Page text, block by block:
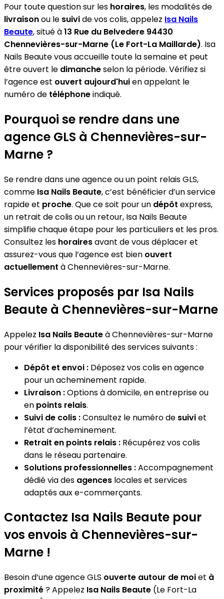
Pour toute question sur les horaires, les modalités de
livraisonou le suivide vos colis, appelez Isa Nails
Beaute, situé à13 Rue du Belvedere 94430
Chennevières-sur-Marne (Le Fort-La Maillarde). Isa
Nails Beaute vous accueille toute la semaine et peut
être ouvert le dimancheselon la période. Vérifiez si
l’agence est ouvert aujourd'huien appelant le
numéro de téléphoneindiqué.
Pourquoi se rendre dans une
agence GLS à Chennevières-sur-
Marne ?
Se rendre dans une agence ou un point relais GLS,
comme Isa Nails Beaute, c’est bénéficier d’un service
rapide et proche. Que ce soit pour un dépôt express,
un retrait de colis ou un retour, Isa Nails Beaute
simplifie chaque étape pour les particuliers et les pros.
Consultez les horairesavant de vous déplacer et
assurez-vous que l’agence est bien ouvert
actuellement à Chennevières-sur-Marne.
Services proposés par Isa Nails
Beaute à Chennevières-sur-Marne
Appelez Isa Nails Beauteà Chennevières-sur-Marne
pour vérifier la disponibilité des services suivants :
Dépôt et envoi : Déposez vos colis en agence
pour un acheminement rapide.
Livraison :Options à domicile, en entreprise ou
en points relais.
Suivi de colis :Consultez le numéro de suiviet
l’état d’acheminement.
Retrait en points relais : Récupérez vos colis
dans le réseau partenaire.
Solutions professionnelles :Accompagnement
dédié via des agences locales et services
adaptés aux e-commerçants.
Contactez Isa Nails Beaute pour
vos envois à Chennevières-sur-
Marne !
Besoin d’une agence GLS ouverte autour de moiet à
proximité? Appelez Isa Nails Beaute (Le Fort-La